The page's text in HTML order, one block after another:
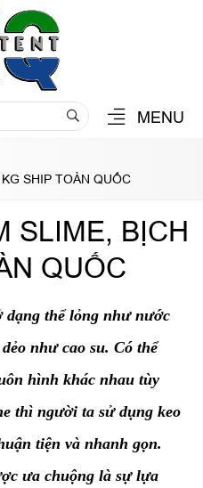
MENU
SHIP TOÀN QUỐC
SLIME, BỊCH
QUỐC
dạng thể lỏng như nước
như cao su. Có thể
hình khác nhau tùy
thì người ta sử dụng keo
tiện và nhanh gọn.
ưa chuộng là sự lựa